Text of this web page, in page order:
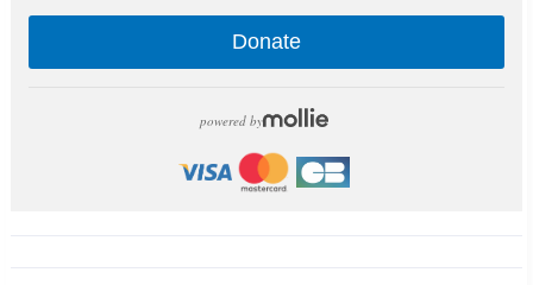
Donate
powered by